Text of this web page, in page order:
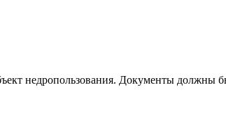
недропользования. Документы должны